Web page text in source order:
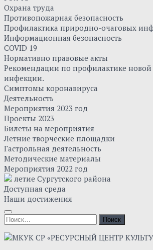
Охрана труда
Противопожарная безопасность
Профилактика природно-очаговых
Информационная безопасность
COVID 19
Нормативно правовые акты
Рекомендации по профилактике
инфекции.
Симптомы коронавируса
Деятельность
Мероприятия 2023 год
Проекты 2023
Билеты на мероприятия
Летние творческие площадки
Гастрольная деятельность
Методические материалы
Мероприятия 2022 год
летие Сургутского района
Доступная среда
Наши достижения
Найти: